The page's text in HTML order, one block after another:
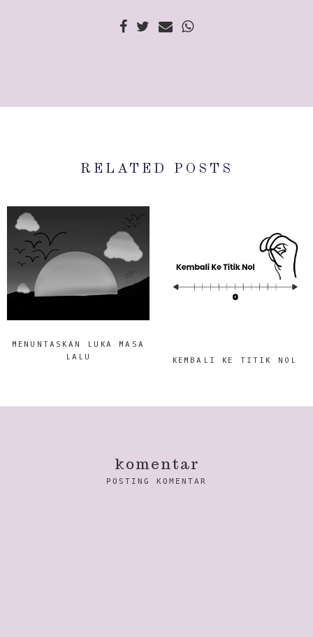
RELATED POSTS
MENUNTASKAN LUKA MASA
LALU
KEMBALI KE TITIK NOL
komentar
POSTING KOMENTAR